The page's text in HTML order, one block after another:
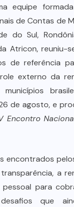
equipe
de Contas de
do Sul,
Atricon, reuniu-
de referência
externo da
de agosto, e
Encontro
encontrados
a
para
que